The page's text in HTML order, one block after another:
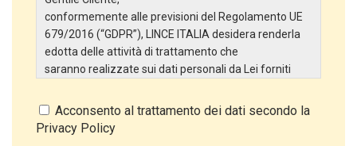
conformemente alle previsioni del Regolamento UE
679/2016 (“GDPR”), LINCE ITALIA desidera renderla
edotta delle attività di trattamento che
saranno realizzate sui dati personali da Lei forniti
particolare:
Titolare del Trattamento
Acconsento al trattamento dei dati secondo la
Privacy Policy